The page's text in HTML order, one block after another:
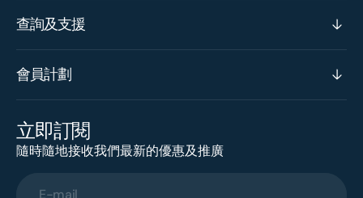
查詢及支援
會員計劃
立即訂閱
隨時隨地接收我們最新的優惠及推廣
E-mail